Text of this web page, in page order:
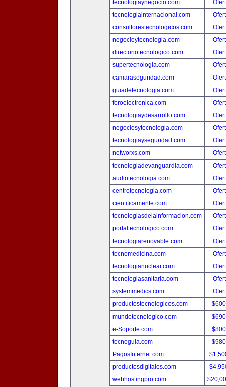
tecnologiaynegocio.com
tecnologiainternacional.com
consultorestecnologicos.com
negocioytecnologia.com
directoriotecnologico.com
supertecnologia.com
camaraseguridad.com
guiadetecnologia.com
foroelectronica.com
tecnologiaydesarrollo.com
negociosytecnologia.com
tecnologiayseguridad.com
networxs.com
tecnologiadevanguardia.com
audiotecnologia.com
centrotecnologia.com
cientificamente.com
tecnologiasdelainformacion.com
portaltecnologico.com
tecnologiarenovable.com
tecnomedicina.com
tecnologianuclear.com
tecnologiasanitaria.com
systemmedics.com
productostecnologicos.com
mundotecnologico.com
e-Soporte.com
tecnoguia.com
PagosInternet.com
productosdigitales.com
webhostingpro.com